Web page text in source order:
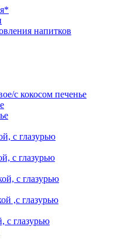
напитков
с кокосом печенье
с глазурью
с глазурью
с глазурью
,с глазурью
с глазурью